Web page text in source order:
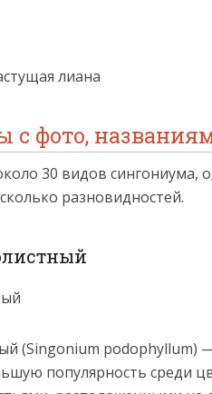
с фото,
30 видов
разновидностей.
(Singonium
популярность среди